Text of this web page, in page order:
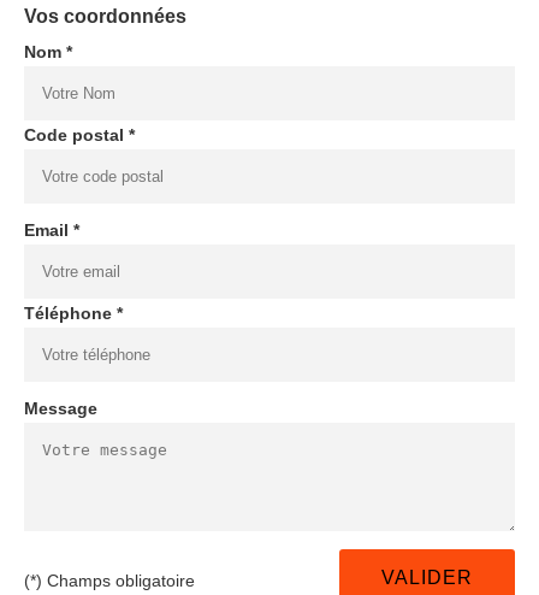
Vos coordonnées
Nom *
Code postal *
Email *
Téléphone *
Message
(*) Champs obligatoire